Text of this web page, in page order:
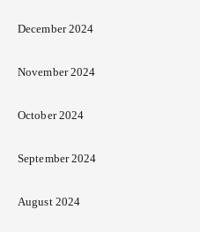
December 2024
November 2024
October 2024
September 2024
August 2024